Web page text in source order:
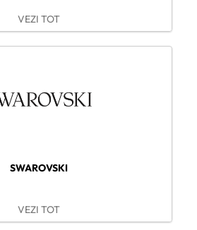
VEZI TOT
SWAROVSKI
VEZI TOT